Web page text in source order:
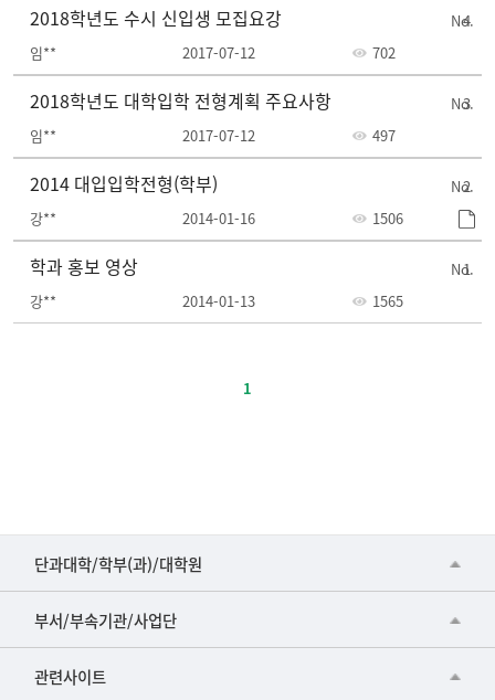
목,
록
4
2018학년도 수시 신입생 모집요강
임** 2017-07-12 702
3
2018학년도 대학입학 전형계획 주요사항
임** 2017-07-12 497
2
2014 대입입학전형(학부)
강** 2014-01-16 1506
1
학과 홍보 영상
강** 2014-01-13 1565
1
단과대학/학부(과)/대학원
■인문대학
▷국어국문학부
▷일본어·일본학과
부서/부속기관/사업단
공동기기센터
공학교육혁신센터
관련사이트
건강가정지원센터